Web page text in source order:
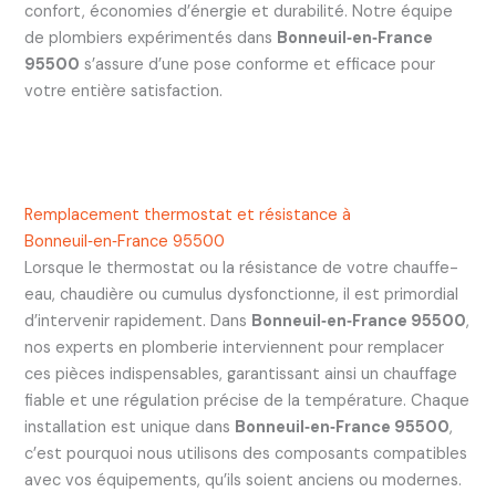
confort, économies d’énergie et durabilité. Notre équipe
de plombiers expérimentés dans Bonneuil‑en‑France
95500 s’assure d’une pose conforme et efficace pour
votre entière satisfaction.
Remplacement thermostat et résistance à
Bonneuil‑en‑France 95500
Lorsque le thermostat ou la résistance de votre chauffe-
eau, chaudière ou cumulus dysfonctionne, il est primordial
d’intervenir rapidement. Dans Bonneuil‑en‑France 95500,
nos experts en plomberie interviennent pour remplacer
ces pièces indispensables, garantissant ainsi un chauffage
fiable et une régulation précise de la température. Chaque
installation est unique dans Bonneuil‑en‑France 95500,
c’est pourquoi nous utilisons des composants compatibles
avec vos équipements, qu’ils soient anciens ou modernes.